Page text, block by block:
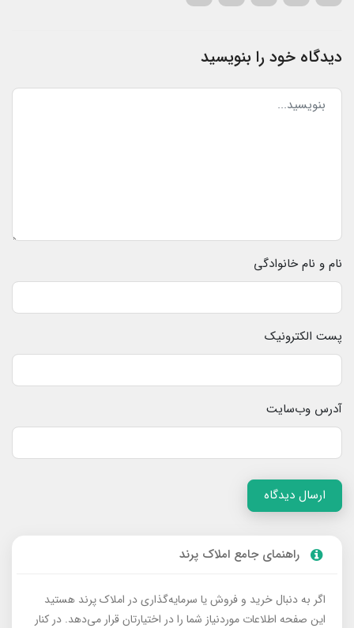
دیدگاه خود را بنویسید
نام و نام خانوادگی
پست الکترونیک
آدرس وب‌سایت
ارسال دیدگاه
راهنمای جامع املاک پرند
اگر به دنبال خرید و فروش یا سرمایه‌گذاری در املاک پرند هستید
این صفحه اطلاعات موردنیاز شما را در اختیارتان قرار می‌دهد. در کنار